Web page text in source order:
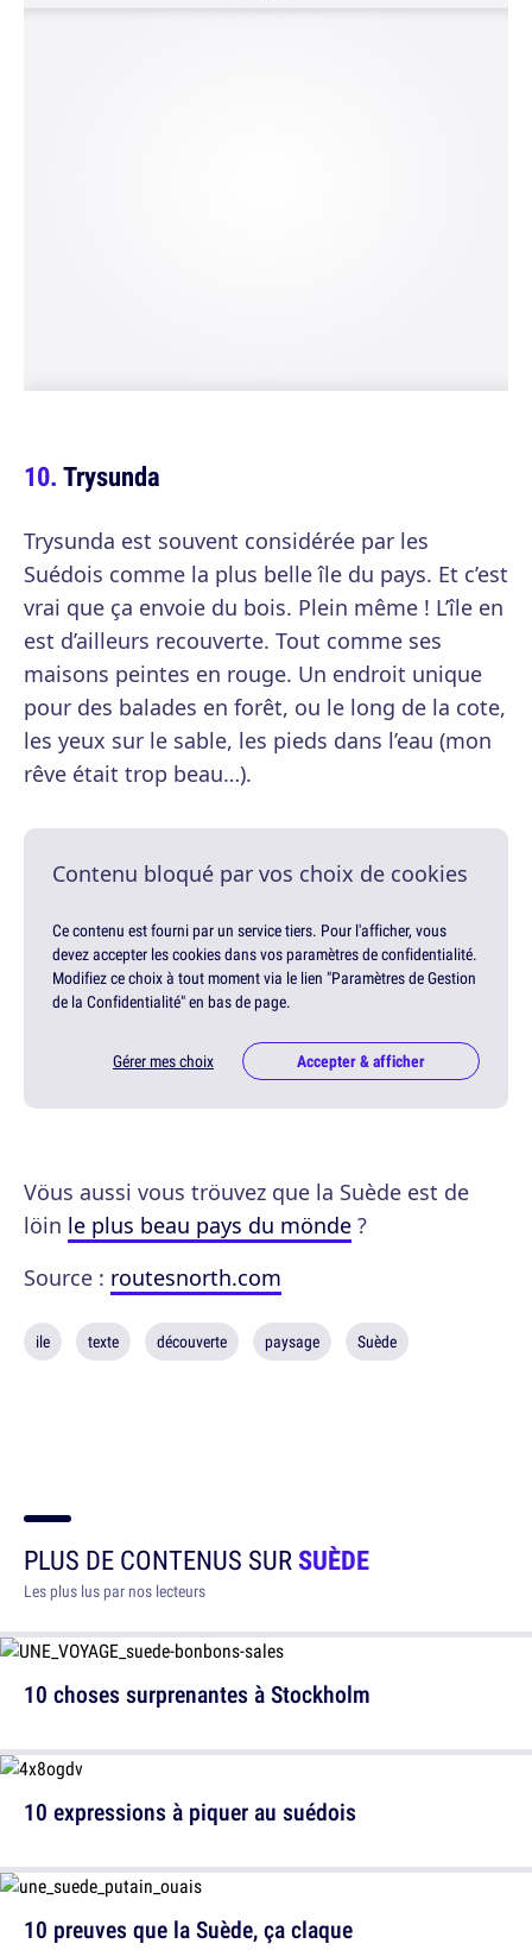
Trysunda
Trysunda est souvent considérée par les
Suédois comme la plus belle île du pays. Et c’est
vrai que ça envoie du bois. Plein même ! L’île en
est d’ailleurs recouverte. Tout comme ses
maisons peintes en rouge. Un endroit unique
pour des balades en forêt, ou le long de la cote,
les yeux sur le sable, les pieds dans l’eau (mon
rêve était trop beau…).
Contenu bloqué par vos choix de cookies
Ce contenu est fourni par un service tiers. Pour l'afficher, vous
devez accepter les cookies dans vos paramètres de confidentialité.
Modifiez ce choix à tout moment via le lien "Paramètres de Gestion
de la Confidentialité" en bas de page.
Gérer mes choix Accepter & afficher
Vöus aussi vous tröuvez que la Suède est de
löin le plus beau pays du mönde ?
Source : routesnorth.com
ile texte découverte paysage Suède
PLUS DE CONTENUS SURSUÈDE
Les plus lus par nos lecteurs
10 choses surprenantes à Stockholm
10 preuves que la Suède, ça claque
10 expressions à piquer au suédois